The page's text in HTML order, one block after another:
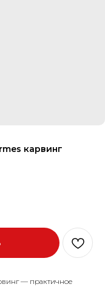
карвинг
— практичное